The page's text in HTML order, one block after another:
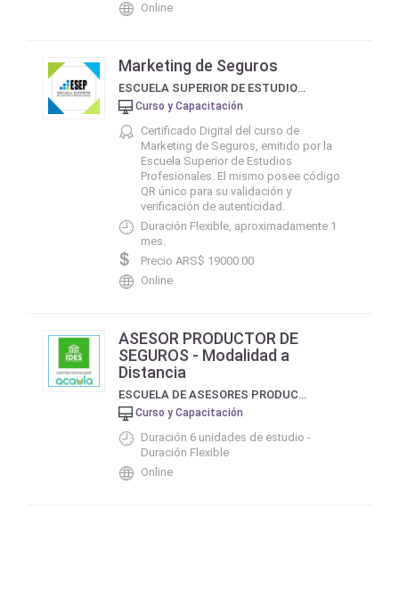
Online
Marketing de Seguros
ESCUELA SUPERIOR DE ESTUDIOS PROFESIONALES - ESEP
Curso y Capacitación
Certificado Digital del curso de
Marketing de Seguros, emitido por la
Escuela Superior de Estudios
Profesionales. El mismo posee código
QR único para su validación y
verificación de autenticidad.
Duración Flexible, aproximadamente 1
mes.
Precio ARS$ 19000.00
Online
ASESOR PRODUCTOR DE
SEGUROS - Modalidad a
Distancia
ESCUELA DE ASESORES PRODUCTORES DE SEGUROS IDES
Curso y Capacitación
Duración 6 unidades de estudio -
Duración Flexible
Online